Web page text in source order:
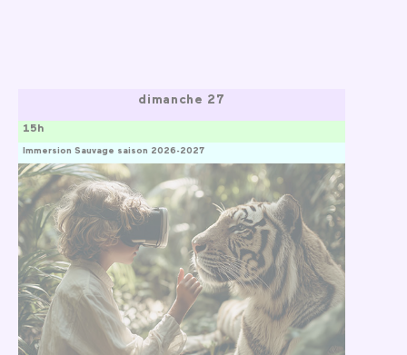
dimanche 27
Immersion Sauvage saison 2026-2027
15h